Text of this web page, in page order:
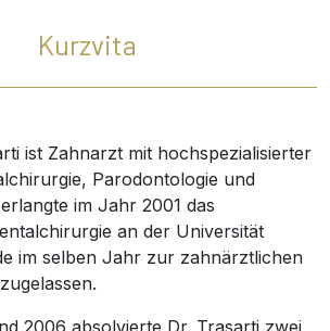
Kurzvita
ist Zahnarzt mit hochspezialisierter
Parodontologie und
im Jahr 2001 das
an der Universität
im selben Jahr zur zahnärztlichen
2006 absolvierte Dr. Trasarti zwei